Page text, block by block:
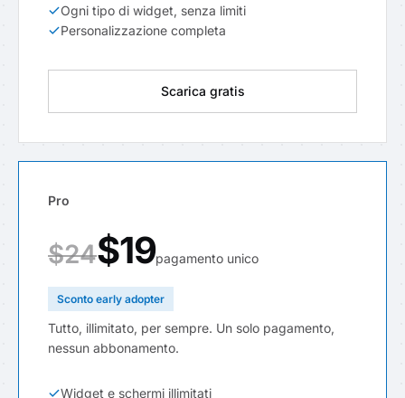
Ogni tipo di widget, senza limiti
Personalizzazione completa
Scarica gratis
Pro
$24$19pagamento unico
Sconto early adopter
Tutto, illimitato, per sempre. Un solo pagamento,
nessun abbonamento.
Widget e schermi illimitati